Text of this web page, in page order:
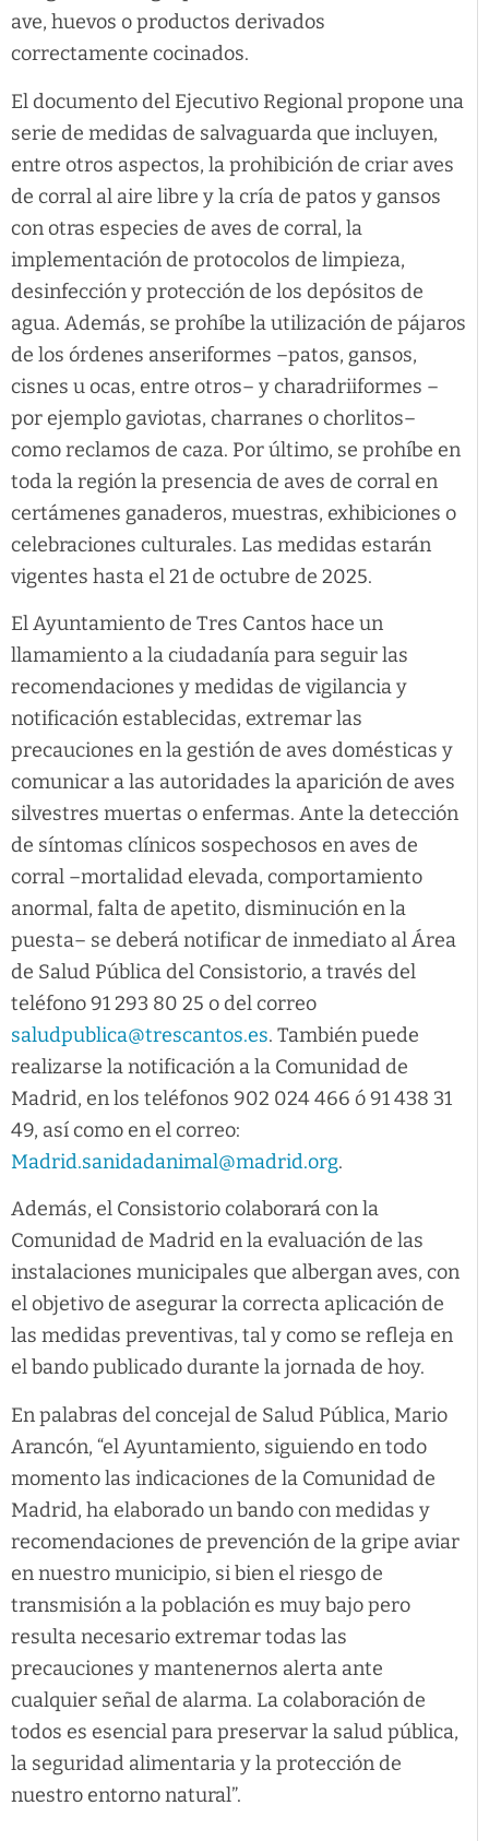
ave, huevos o productos derivados
correctamente cocinados.
El documento del Ejecutivo Regional propone una
serie de medidas de salvaguarda que incluyen,
entre otros aspectos, la prohibición de criar aves
de corral al aire libre y la cría de patos y gansos
con otras especies de aves de corral, la
implementación de protocolos de limpieza,
desinfección y protección de los depósitos de
agua. Además, se prohíbe la utilización de pájaros
de los órdenes anseriformes –patos, gansos,
cisnes u ocas, entre otros– y charadriiformes –
por ejemplo gaviotas, charranes o chorlitos–
como reclamos de caza. Por último, se prohíbe en
toda la región la presencia de aves de corral en
certámenes ganaderos, muestras, exhibiciones o
celebraciones culturales. Las medidas estarán
vigentes hasta el 21 de octubre de 2025.
El Ayuntamiento de Tres Cantos hace un
llamamiento a la ciudadanía para seguir las
recomendaciones y medidas de vigilancia y
notificación establecidas, extremar las
precauciones en la gestión de aves domésticas y
comunicar a las autoridades la aparición de aves
silvestres muertas o enfermas. Ante la detección
de síntomas clínicos sospechosos en aves de
corral –mortalidad elevada, comportamiento
anormal, falta de apetito, disminución en la
puesta– se deberá notificar de inmediato al Área
de Salud Pública del Consistorio, a través del
teléfono 91 293 80 25 o del correo
saludpublica@trescantos.es. También puede
realizarse la notificación a la Comunidad de
Madrid, en los teléfonos 902 024 466 ó 91 438 31
49, así como en el correo:
Madrid.sanidadanimal@madrid.org.
Además, el Consistorio colaborará con la
Comunidad de Madrid en la evaluación de las
instalaciones municipales que albergan aves, con
el objetivo de asegurar la correcta aplicación de
las medidas preventivas, tal y como se refleja en
el bando publicado durante la jornada de hoy.
En palabras del concejal de Salud Pública, Mario
Arancón, “el Ayuntamiento, siguiendo en todo
momento las indicaciones de la Comunidad de
Madrid, ha elaborado un bando con medidas y
recomendaciones de prevención de la gripe aviar
en nuestro municipio, si bien el riesgo de
transmisión a la población es muy bajo pero
resulta necesario extremar todas las
precauciones y mantenernos alerta ante
cualquier señal de alarma. La colaboración de
todos es esencial para preservar la salud pública,
la seguridad alimentaria y la protección de
nuestro entorno natural”.